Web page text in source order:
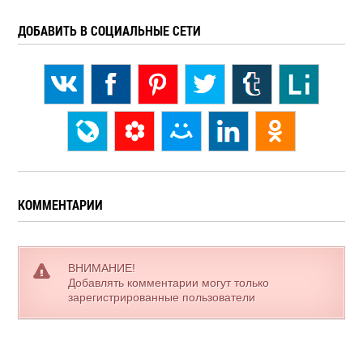
ДОБАВИТЬ В СОЦИАЛЬНЫЕ СЕТИ
КОММЕНТАРИИ
ВНИМАНИЕ!
Добавлять комментарии могут только
зарегистрированные пользователи